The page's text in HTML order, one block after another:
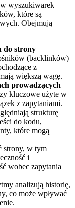
wyszukiwarek
które są
Obejmują
do strony
(backlinków)
z
większą wagę.
prowadzących
kluczowe użyte w
z zapytaniami.
strukturę
do kodu,
które mogą
strony, w tym
i
wobec zapytania
analizują historię,
co może wpływać